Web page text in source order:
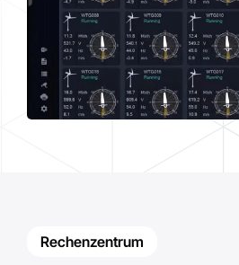
Rechenzentrum